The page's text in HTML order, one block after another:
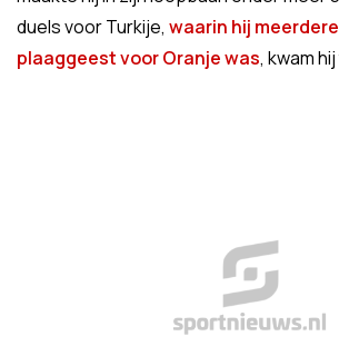
duels voor Turkije, waarin hij
plaaggeest voor Oranje was, kwam